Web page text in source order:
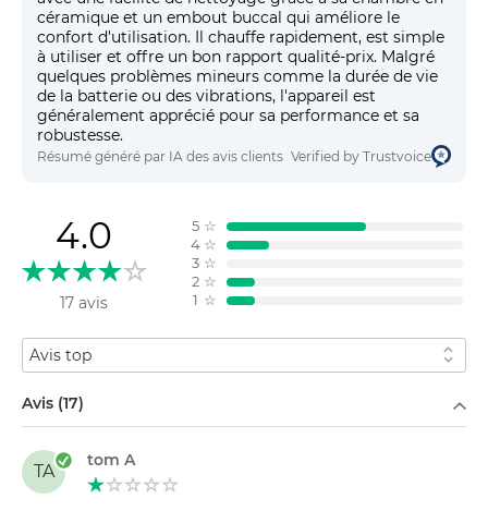
céramique et un embout buccal qui améliore le
confort d'utilisation. Il chauffe rapidement, est simple
à utiliser et offre un bon rapport qualité-prix. Malgré
quelques problèmes mineurs comme la durée de vie
de la batterie ou des vibrations, l'appareil est
généralement apprécié pour sa performance et sa
robustesse.
Résumé généré par IA des avis clients Verified by Trustvoice
4.0
17 avis
5 ☆
4 ☆
3 ☆
2 ☆
1 ☆
Trier par
Avis (17)
TA
tom A